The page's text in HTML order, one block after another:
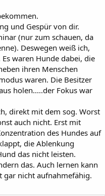
und Gespür von dir.
(nur zum schauen, da
Deswegen weiß ich,
waren Hunde dabei, die
ihren Menschen
waren. Die Besitzer
holen.....der Fokus war
direkt mit dem sog. Worst
auch nicht. Erst mit
des Hundes auf
die Ablenkung
das nicht leisten.
das. Auch lernen kann
gar nicht aufnahmefähig.